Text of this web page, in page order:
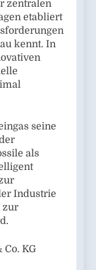
zentralen
etabliert
kennt. In
seine
als
Industrie
zur
Co. KG